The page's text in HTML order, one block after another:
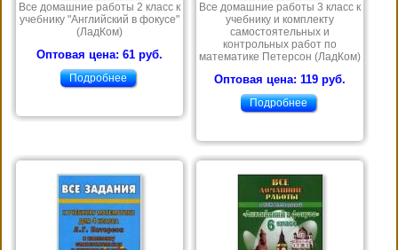
Все домашние работы 2 класс к
учебнику "Английский в фокусе"
(ЛадКом)
Оптовая цена: 61 руб.
Подробнее
Все домашние работы 3 класс к
учебнику и комплекту
самостоятельных и
контрольных работ по
математике Петерсон (ЛадКом)
Оптовая цена: 119 руб.
Подробнее